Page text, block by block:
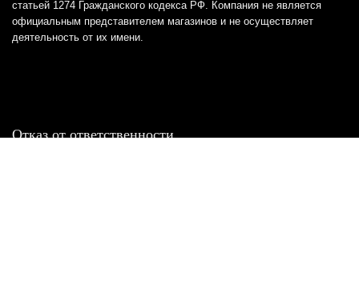
статьей 1274 Гражданского кодекса РФ. Компания не является
официальным представителем магазинов и не осуществляет
деятельность от их имени.
Отказ от ответственности